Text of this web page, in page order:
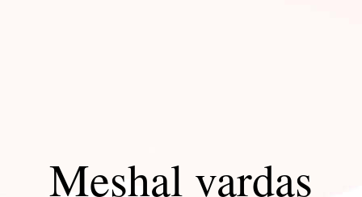
Meshal vardas